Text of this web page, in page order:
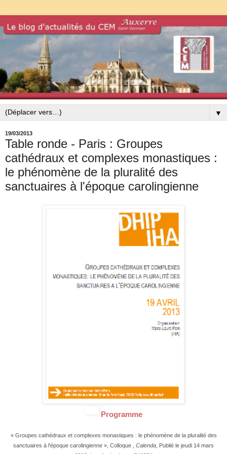
▼
19/03/2013
Table ronde - Paris : Groupes
cathédraux et complexes monastiques :
le phénomène de la pluralité des
sanctuaires à l'époque carolingienne
Programme
« Groupes cathédraux et complexes monastiques : le phénomène de la pluralité des
sanctuaires à l'époque carolingienne », Colloque Calenda , Publié le jeudi 14 mars